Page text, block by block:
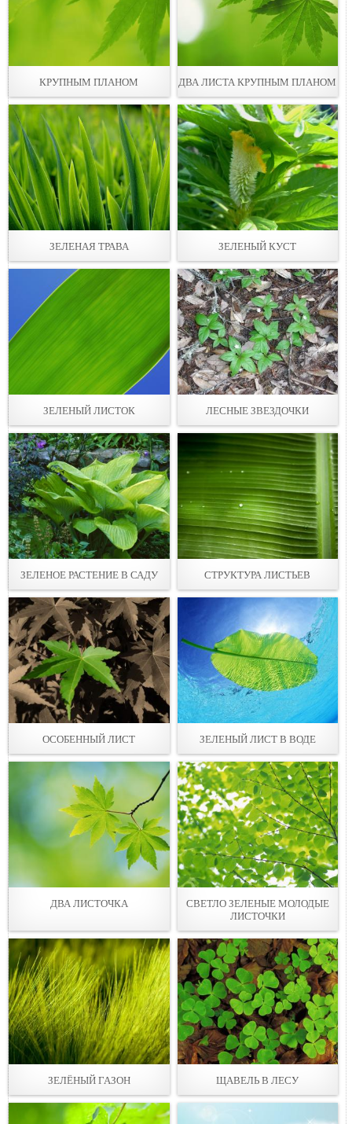
КРУПНЫМ ПЛАНОМ ДВА ЛИСТА КРУПНЫМ ПЛАНОМ
ЗЕЛЕНАЯ ТРАВА ЗЕЛЕНЫЙ КУСТ
ЗЕЛЕНЫЙ ЛИСТОК ЛЕСНЫЕ ЗВЕЗДОЧКИ
ЗЕЛЕНОЕ РАСТЕНИЕ В САДУ СТРУКТУРА ЛИСТЬЕВ
ОСОБЕННЫЙ ЛИСТ ЗЕЛЕНЫЙ ЛИСТ В ВОДЕ
ДВА ЛИСТОЧКА
СВЕТЛО ЗЕЛЕНЫЕ МОЛОДЫЕ
ЛИСТОЧКИ
ЗЕЛЁНЫЙ ГАЗОН ЩАВЕЛЬ В ЛЕСУ